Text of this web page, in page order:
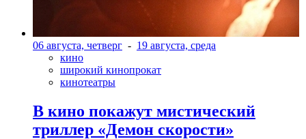
06 августа, четверг - 19 августа, среда
кино
широкий кинопрокат
кинотеатры
В кино покажут мистический
триллер «Демон скорости»